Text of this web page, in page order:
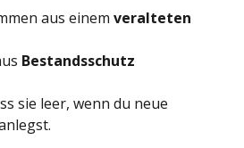
aus einem veralteten
Bestandsschutz
sie leer, wenn du neue